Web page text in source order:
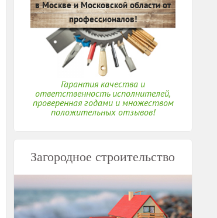
в Москве и Московской области от
профессионалов!
Гарантия качества и
ответственность исполнителей,
проверенная годами и множеством
положительных отзывов!
Загородное строительство